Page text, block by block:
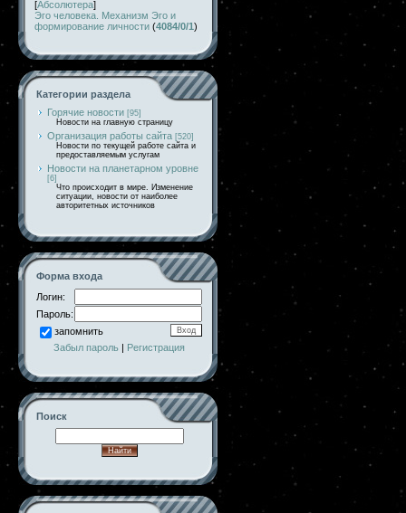
[Абсолютера]
Эго человека. Механизм Эго и
формирование личности (4084/0/1)
Категории раздела
Горячие новости [95]
Новости на главную страницу
Организация работы сайта [520]
Новости по текущей работе сайта и
предоставляемым услугам
Новости на планетарном уровне
[6]
Что происходит в мире. Изменение
ситуации, новости от наиболее
авторитетных источников
Форма входа
Логин:
Пароль:
запомнить
Забыл пароль | Регистрация
Поиск